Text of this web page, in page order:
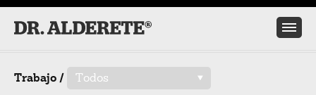
Trabajo / /
Todos